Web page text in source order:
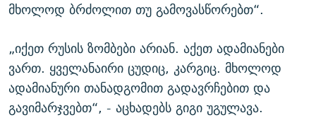
მხოლოდ ბრძოლით თუ გამოვასწორებთ“.
„იქეთ რუსის ზომბები არიან. აქეთ ადამიანები
ვართ. ყველანაირი ცუდიც, კარგიც. მხოლოდ
ადამიანური თანადგომით გადავრჩებით და
გავიმარჯვებთ“, - აცხადებს გიგი უგულავა.